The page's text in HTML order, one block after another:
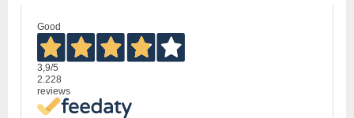
Good
3,9/5
2.228
reviews